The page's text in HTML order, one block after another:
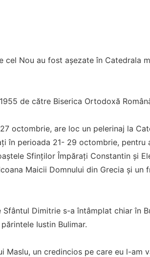
cel Nou au fost așezate în Catedrala
de către Biserica Ortodoxă
octombrie, are loc un pelerinaj la
în perioada 21- 29 octombrie, pentru
Sfinţilor Împăraţi Constantin și
Maicii Domnului din Grecia și un
Dimitrie s-a întâmplat chiar în
Iustin Bulimar.
Maslu, un credincios pe care eu l-